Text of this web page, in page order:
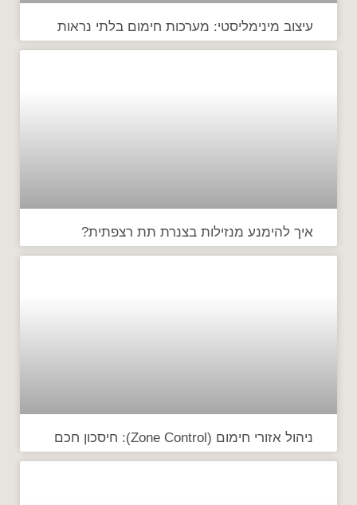
עיצוב מינימליסטי: מערכות חימום בלתי נראות
איך להימנע מנזילות בצנרת תת רצפתית?
ניהול אזורי חימום (Zone Control): חיסכון חכם